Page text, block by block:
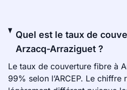
Quel est le taux de
Arzacq-Arraziguet ?
Le taux de couverture fibre à
99% selon l’ARCEP. Le chiffre